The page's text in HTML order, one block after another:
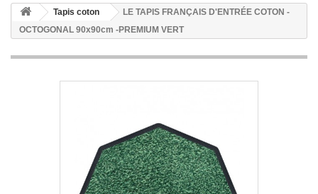
Tapis coton
LE TAPIS FRANÇAIS D'ENTRÉE COTON -
OCTOGONAL 90x90cm -PREMIUM VERT